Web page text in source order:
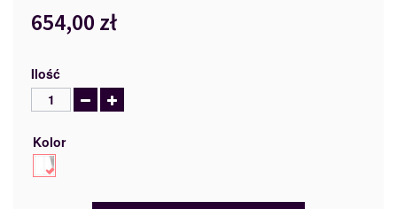
654,00 zł
Ilość